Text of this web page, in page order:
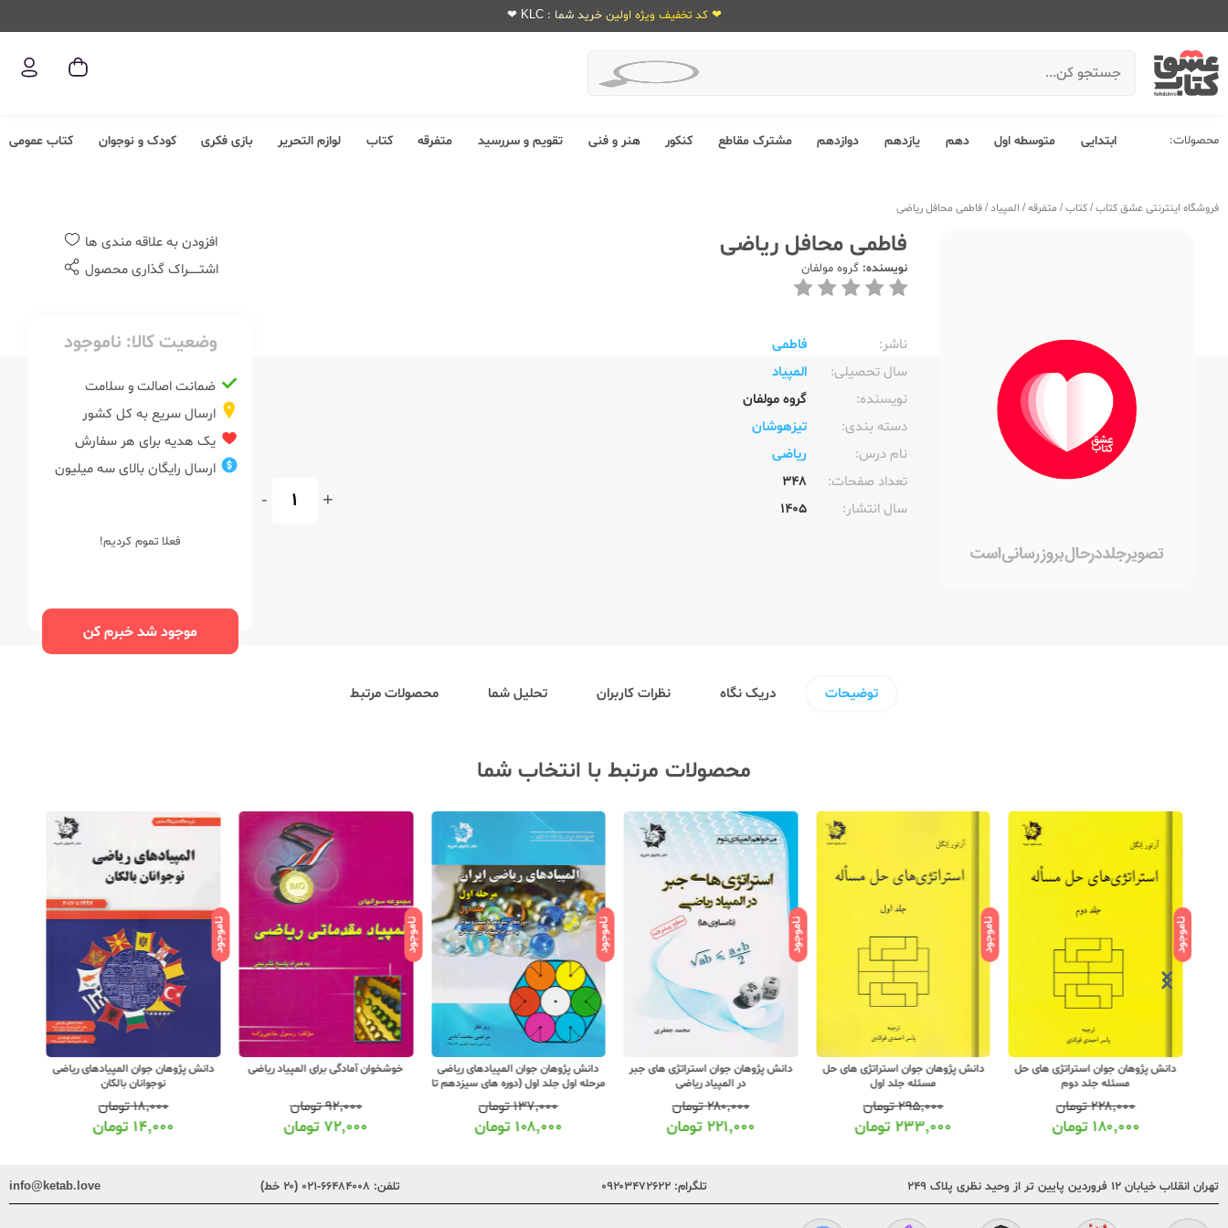
❤ کد تخفیف ویژه اولین خرید شما : KLC ❤
محصولات: ابتدایی متوسطه اول دهم یازدهم دوازدهم مشترک مقاطع کنکور هنر و فنی تقویم و سررسید متفرقه کتاب لوازم التحریر بازی فکری کودک و نوجوان کتاب عمومی
فروشگاه اینترنتی عشق کتاب/کتاب/ متفرقه/ المپیاد/فاطمی محافل ریاضی
فاطمی محافل ریاضی
نویسنده: گروه مولفان
ناشر:‌
فاطمی
سال تحصیلی:‌
المپیاد
نویسنده:‌
گروه مولفان
دسته بندی:
تیزهوشان
نام درس:
ریاضی
تعداد صفحات:‌
348
سال انتشار:‌
1405
+
-
افزودن به علاقه مندی ها
اشتــــــراک گذاری محصول
وضعیت کالا: ناموجود
ضمانت اصالت و سلامت
ارسال سریع به کل کشور
یک هدیه برای هر سفارش
ارسال رایگان بالای سه میلیون
فعلا تموم کردیم!
موجود شد خبرم کن
توضیحات دریک نگاه نظرات کاربران تحلیل شما محصولات مرتبط
محصولات مرتبط با انتخاب شما
ناموجود
دانش پژوهان جوان استراتژی های حل
مسئله جلد دوم
۲۲۸,۰۰۰تومان
۱۸۰,۰۰۰ تومان
ناموجود
دانش پژوهان جوان استراتژی های حل
مسئله جلد اول
۲۹۵,۰۰۰تومان
۲۳۳,۰۰۰تومان
ناموجود
دانش پژوهان جوان استراتژی های جبر
در المپیاد ریاضی
۲۸۰,۰۰۰تومان
۲۲۱,۰۰۰ تومان
ناموجود
دانش پژوهان جوان المپیادهای ریاضی
مرحله اول جلد اول (دوره های سیزدهم تا
بیست و سوم)
۱۳۷,۰۰۰تومان
۱۰۸,۰۰۰ تومان
ناموجود
خوشخوان آمادگی برای المپیاد ریاضی
۹۲,۰۰۰تومان
۷۲,۰۰۰تومان
ناموجود
دانش پژوهان جوان المپیادهای ریاضی
نوجوانان بالکان
۱۸,۰۰۰تومان
۱۴,۰۰۰تومان
تهران انقلاب خیابان ۱۲ فروردین پایین تر از وحید نظری پلاک ۲۴۹ تلگرام: ۰۹۲۰۳۴۷۲۶۲۲ تلفن: ۶۶۴۸۴۰۰۸-۰۲۱ (۲۰ خط) info@ketab.love